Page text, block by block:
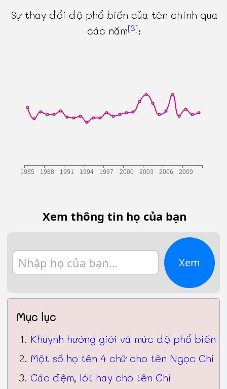
Sự thay đổi độ phổ biến của tên chính qua
các năm[3]:
Xem thông tin họ của bạn
Xem
Mục lục
Khuynh hướng giới và mức độ phổ biến
Một số họ tên 4 chữ cho tên Ngọc Chi
Các đệm, lót hay cho tên Chi